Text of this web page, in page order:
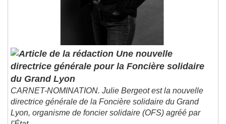
Une nouvelle
directrice générale pour la Foncière solidaire
du Grand Lyon
CARNET-NOMINATION. Julie Bergeot est la nouvelle
directrice générale de la Foncière solidaire du Grand
Lyon, organisme de foncier solidaire (OFS) agréé par